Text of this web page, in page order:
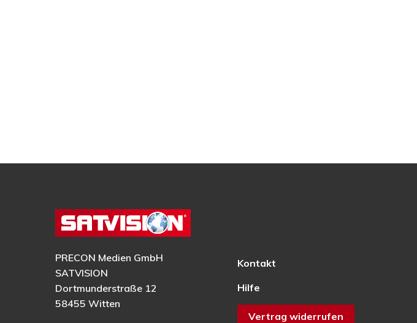
PRECON Medien GmbH
SATVISION
Dortmunderstraße 12
58455 Witten
Kontakt
Hilfe
Vertrag widerrufen